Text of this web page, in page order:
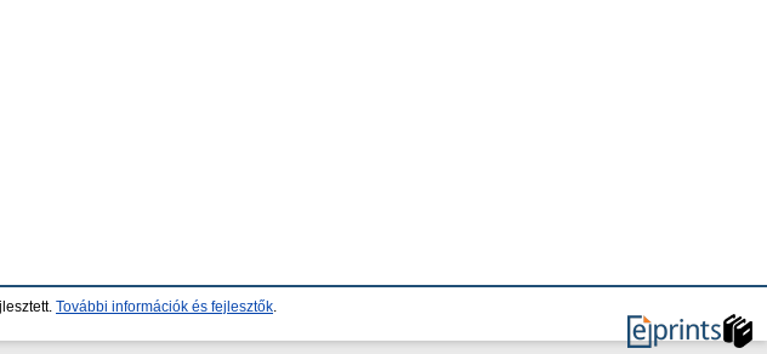
További információk és fejlesztők